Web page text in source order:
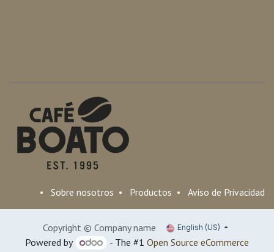
• Sobre nosotros • Productos • Aviso de Privacidad
Copyright © Company name English (US)
Powered by - The #1Open Source eCommerce